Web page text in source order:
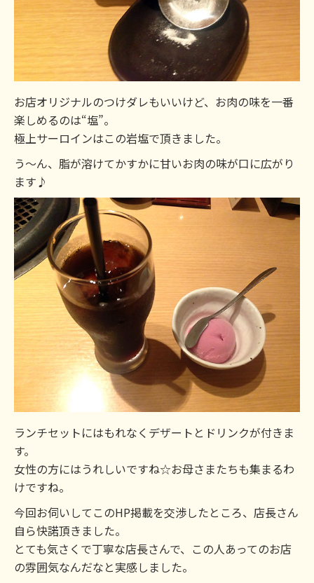
お店オリジナルのつけダレもいいけど、お肉の味を一番
楽しめるのは“塩”。
極上サーロインはこの岩塩で頂きました。
う～ん、脂が溶けてかすかに甘いお肉の味が口に広がり
ます♪
ランチセットにはもれなくデザートとドリンクが付きま
す。
女性の方にはうれしいですね☆お母さまたちも集まるわ
けですね。
今回お伺いしてこのHP掲載を交渉したところ、店長さん
自ら快諾頂きました。
とても気さくで丁寧な店長さんで、この人あってのお店
の雰囲気なんだなと実感しました。